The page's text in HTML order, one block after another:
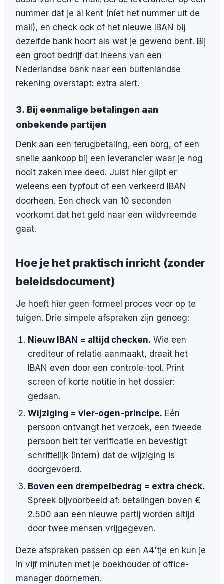
nummer dat je al kent (níet het nummer uit de
mail), en check ook of het nieuwe IBAN bij
dezelfde bank hoort als wat je gewend bent. Bij
een groot bedrijf dat ineens van een
Nederlandse bank naar een buitenlandse
rekening overstapt: extra alert.
3. Bij eenmalige betalingen aan
onbekende partijen
Denk aan een terugbetaling, een borg, of een
snelle aankoop bij een leverancier waar je nog
nooit zaken mee deed. Juist hier glipt er
weleens een typfout of een verkeerd IBAN
doorheen. Een check van 10 seconden
voorkomt dat het geld naar een wildvreemde
gaat.
Hoe je het praktisch inricht (zonder
beleidsdocument)
Je hoeft hier geen formeel proces voor op te
tuigen. Drie simpele afspraken zijn genoeg:
Nieuw IBAN = altijd checken. Wie een
crediteur of relatie aanmaakt, draait het
IBAN even door een controle-tool. Print
screen of korte notitie in het dossier:
gedaan.
Wijziging = vier-ogen-principe. Eén
persoon ontvangt het verzoek, een tweede
persoon belt ter verificatie en bevestigt
schriftelijk (intern) dat de wijziging is
doorgevoerd.
Boven een drempelbedrag = extra check.
Spreek bijvoorbeeld af: betalingen boven €
2.500 aan een nieuwe partij worden altijd
door twee mensen vrijgegeven.
Deze afspraken passen op een A4'tje en kun je
in vijf minuten met je boekhouder of office-
manager doornemen.